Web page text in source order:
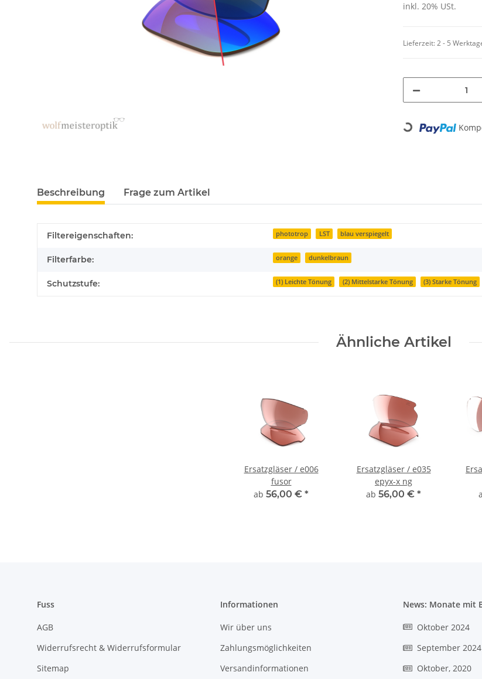
inkl. 20% USt.
Lieferzeit:2 - 5
Loading...
Beschreibung Frage zum Artikel
Filtereigenschaften: phototrop LST blau verspiegelt
Filterfarbe: orange dunkelbraun
Schutzstufe: (1) Leichte Tönung (2) Mittelstarke Tönung (3) Starke Tönung
Ähnliche Artikel
Ersatzgläser / e006
fusor
ab 56,00 € *
Ersatzgläser / e035
epyx-x ng
ab 56,00 € *
Fuss
AGB
Widerrufsrecht & Widerrufsformular
Sitemap
Informationen
Wir über uns
Zahlungsmöglichkeiten
Versandinformationen
News: Monate mit
Oktober 2024
September 2024
Oktober, 2020